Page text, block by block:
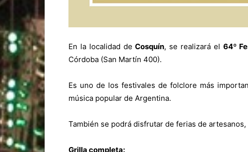
En la localidad deCosquín, se realizará el 64º
Córdoba (San Martín 400).
Es uno de los festivales de folclore más
música popular de Argentina.
También se podrá disfrutar de ferias de
Grilla completa: